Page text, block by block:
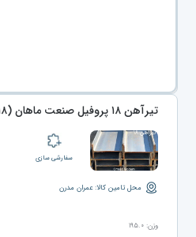
تیرآهن ۱۸ پروفیل صنعت ماهان (IPE۱۸)
سفارشی سازی
محل تامین کالا: عمران مدرن
وزن: ۱۹۵.۰